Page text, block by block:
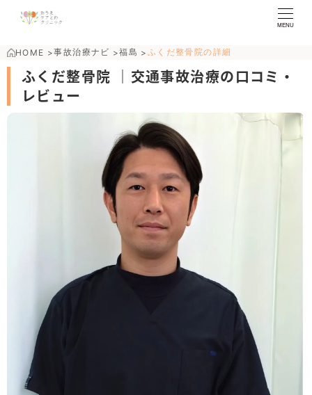
MENU
HOME >事故治療ナビ >福島 > ふくだ整骨院の詳細
ふくだ整骨院 ｜交通事故治療の口コミ・
レビュー